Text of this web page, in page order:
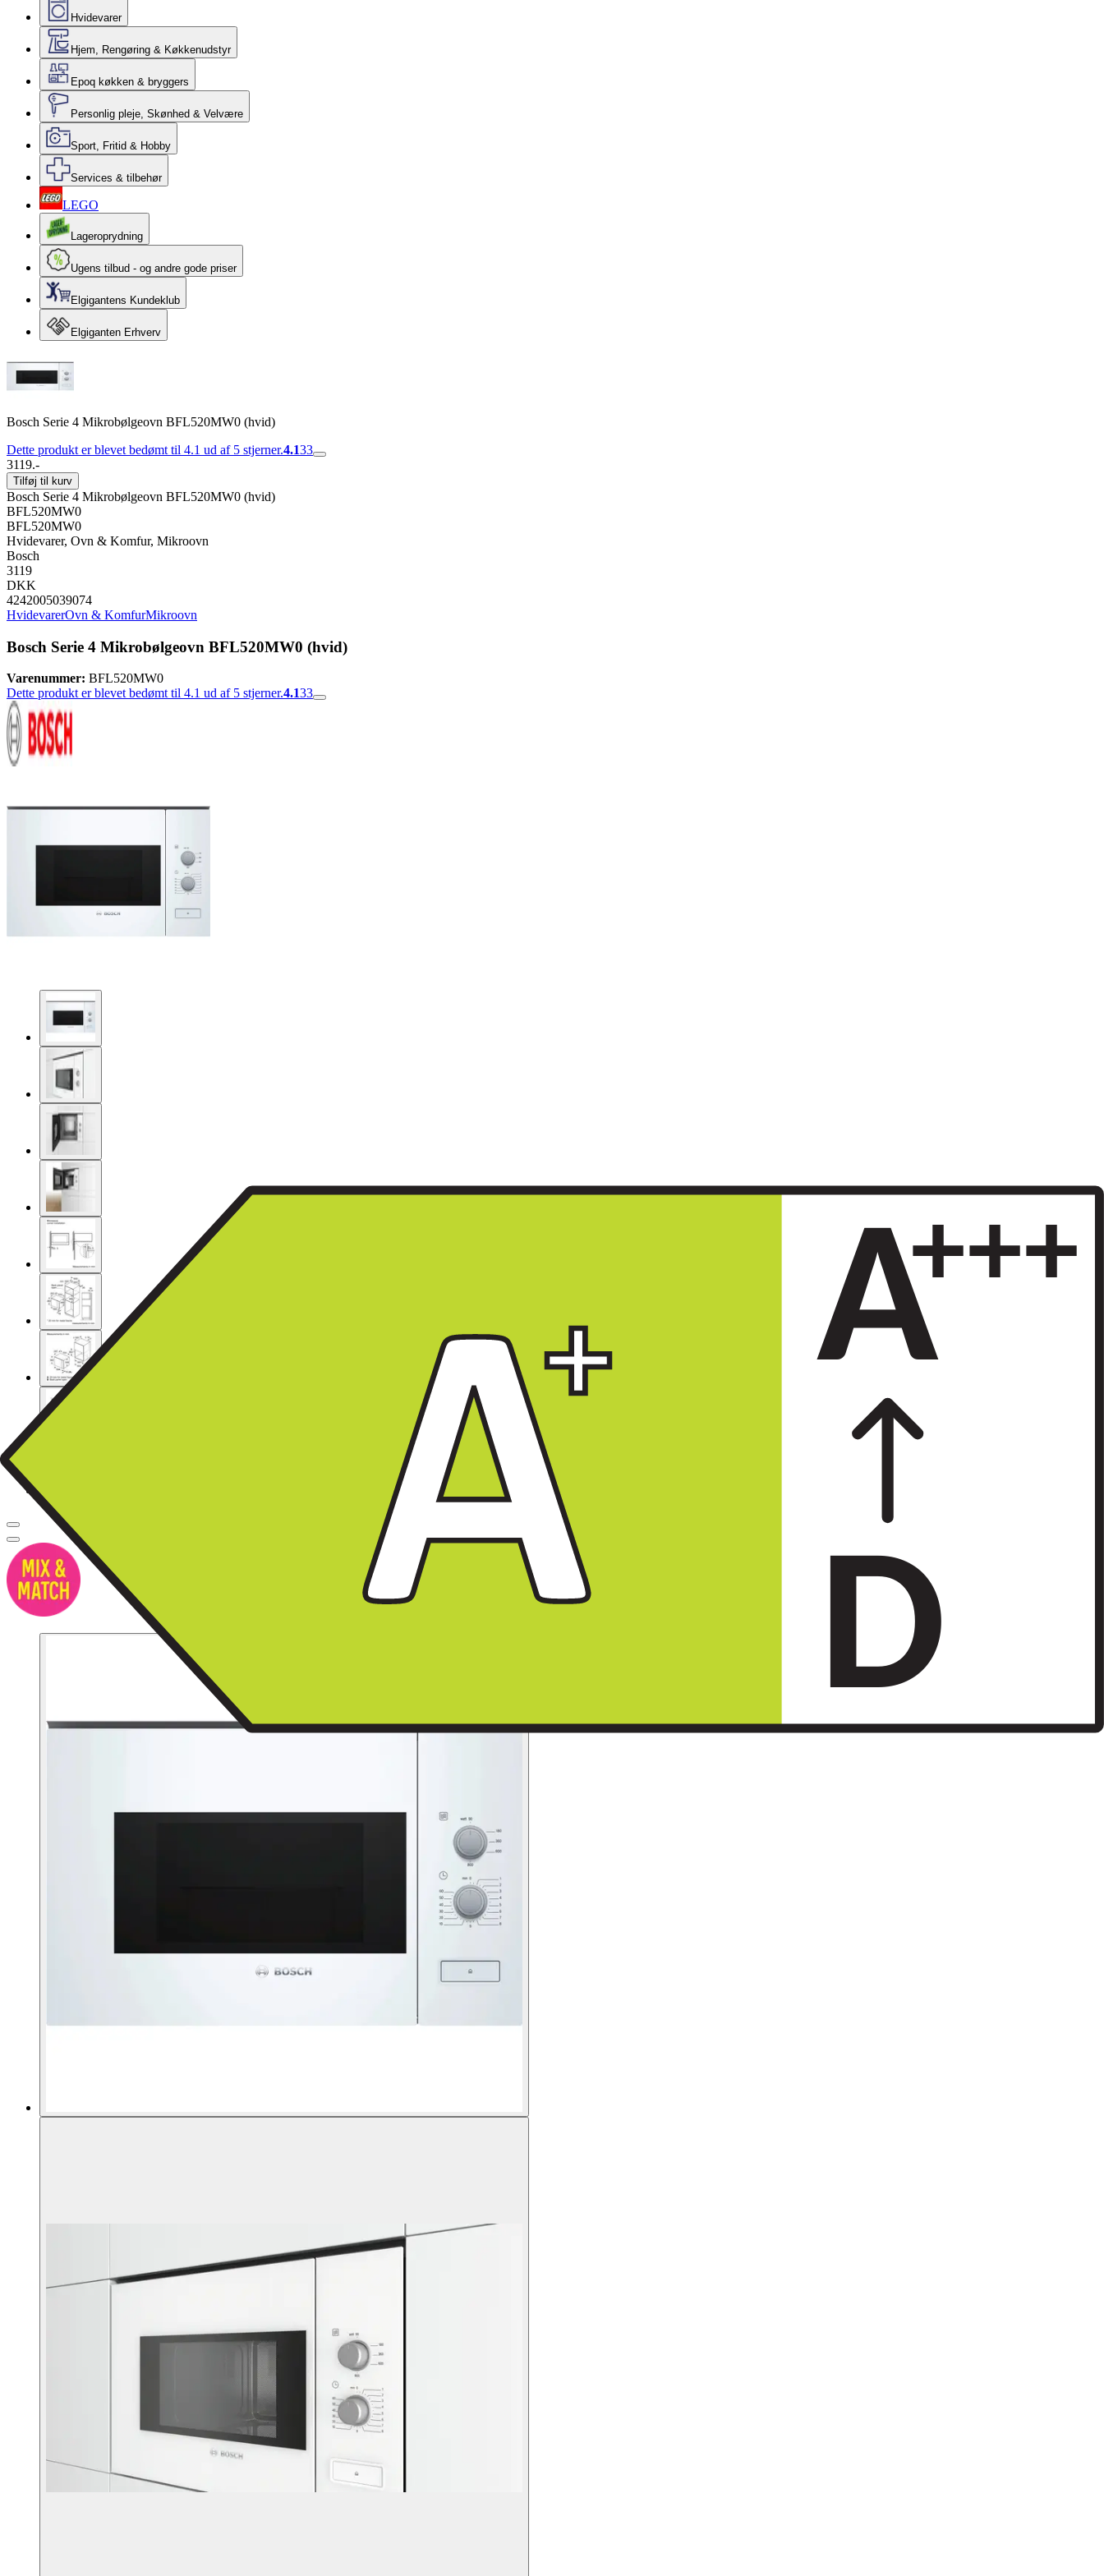
Hvidevarer
Hjem, Rengøring & Køkkenudstyr
Epoq køkken & bryggers
Personlig pleje, Skønhed & Velvære
Sport, Fritid & Hobby
Services & tilbehør
LEGO
Lageroprydning
Ugens tilbud - og andre gode priser
Elgigantens Kundeklub
Elgiganten Erhverv
Bosch Serie 4 Mikrobølgeovn BFL520MW0 (hvid)
Dette produkt er blevet bedømt til 4.1 ud af 5 stjerner.4.133
3119.-
Tilføj til kurv
Bosch Serie 4 Mikrobølgeovn BFL520MW0 (hvid)
BFL520MW0
BFL520MW0
Hvidevarer, Ovn & Komfur, Mikroovn
Bosch
3119
DKK
4242005039074
HvidevarerOvn & KomfurMikroovn
Bosch Serie 4 Mikrobølgeovn BFL520MW0 (hvid)
Varenummer: BFL520MW0
Dette produkt er blevet bedømt til 4.1 ud af 5 stjerner.4.133